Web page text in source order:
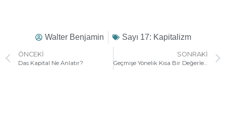
Walter Benjamin Sayı 17: Kapitalizm
ÖNCEKI
Das Kapital Ne Anlatır?
SONRAKI
Geçmişe Yönelik Kısa Bir Değerlendirme ve Geleceğe Yönelik Öngörü Denemesi Burjuva’nın Sonuç Kısmı